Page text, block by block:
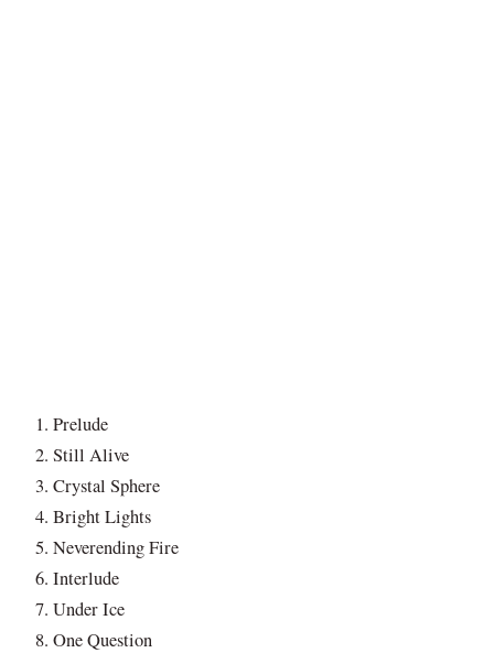
Prelude
Still Alive
Crystal Sphere
Bright Lights
Neverending Fire
Interlude
Under Ice
One Question